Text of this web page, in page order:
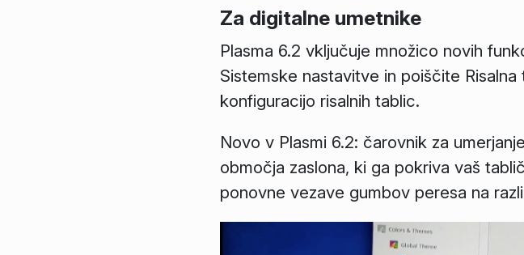
Za digitalne umetnike
Plasma 6.2 vključuje množico novih
Sistemske nastavitve in poiščite
konfiguracijo risalnih tablic.
Novo v Plasmi 6.2: čarovnik za
območja zaslona, ​​ki ga pokriva vaš
ponovne vezave gumbov peresa na